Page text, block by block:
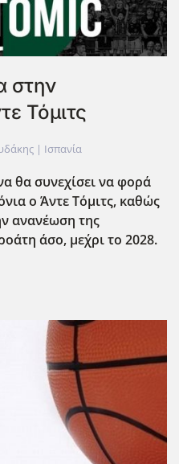
στην
Τόμιτς
| Ισπανία
θα συνεχίσει να φορά
ο Άντε Τόμιτς, καθώς
ανανέωση της
άσο, με΄χρι το 2028.